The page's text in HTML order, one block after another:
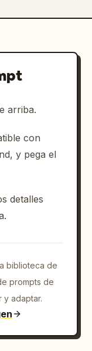
arriba.
con
y pega el
detalles
biblioteca de
prompts de
y adaptar.